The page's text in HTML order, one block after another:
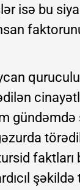
isə bu
gündəmdə
faktları